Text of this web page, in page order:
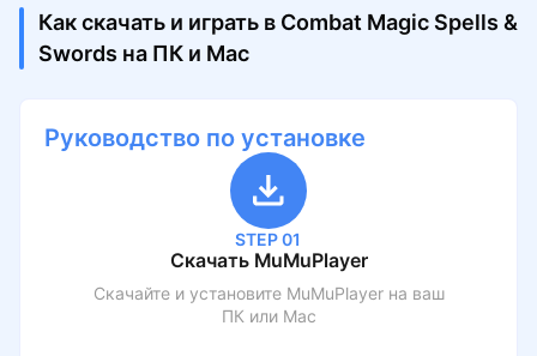
Как скачать и играть в Combat Magic Spells &
Swords на ПК и Mac
Руководство по установке
STEP 01
Скачать MuMuPlayer
Скачайте и установите MuMuPlayer на ваш
ПК или Mac